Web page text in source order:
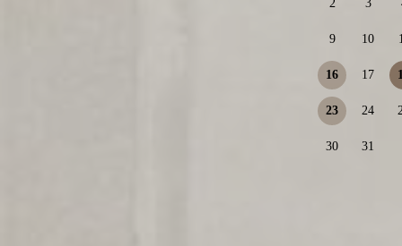
2 3
9 10
16 17
23 24
30 31